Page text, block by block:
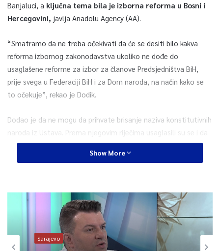
Banjaluci, a ključna tema bila je izborna reforma u Bosni i
Hercegovini, javlja Anadolu Agency (AA).
“Smatramo da ne treba očekivati da će se desiti bilo kakva
reforma izbornog zakonodavstva ukoliko ne dođe do
usaglašene reforme za izbor za članove Predsjedništva BiH,
prije svega u Federaciji BiH i za Dom naroda, na način kako se
to očekuje”, rekao je Dodik.
Dodao je da ne mogu da prihvate brisanje naziva konstitutivnih
naroda iz Ustava. Prema njegovim riječima usaglasili su se i da
nema instituta vanrednih izbora, kao i da su protiv spajanja
svaki narod sebi bira svoje predstavnike u organima na
različitim nivoima.
Čović je rekao da su imali zajednički stav da su za spajanje
opštih i lokalnih izbora, a kako nije došlo do te mogućnosti
Show More
Sarajevo